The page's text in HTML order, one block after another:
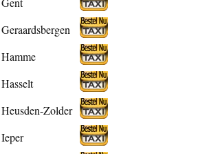
Geraardsbergen
Hamme
Hasselt
Heusden-Zolder
Ieper